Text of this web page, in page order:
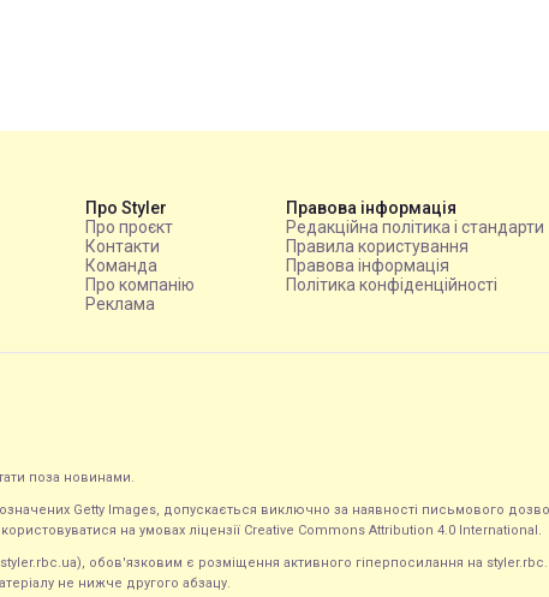
Про Styler
Про проєкт
Контакти
Команда
Про компанію
Реклама
Правова інформація
Редакційна політика і стандарти
Правила користування
Правова інформація
Політика конфіденційності
поза новинами.
Getty Images, допускається виключно за наявності письмового
на умовах ліцензії Creative Commons Attribution 4.0 International.
обов'язковим є розміщення активного гіперпосилання на
не нижче другого абзацу.